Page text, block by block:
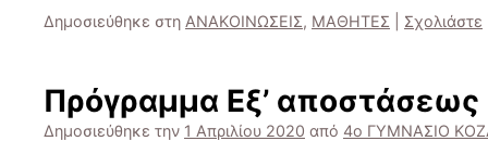
Δημοσιεύθηκε στη ΑΝΑΚΟΙΝΩΣΕΙΣ, ΜΑΘΗΤΕΣ Σχολιάστε
Πρόγραμμα Εξ’ αποστάσεως
Δημοσιεύθηκε την 1 Απριλίου 2020 από 4ο ΓΥΜΝΑΣΙΟ